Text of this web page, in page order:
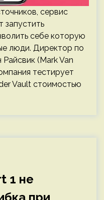
сервис
запустить
себе которую
люди. Директор по
(Mark Van
тестирует
Vault стоимостью
1 не